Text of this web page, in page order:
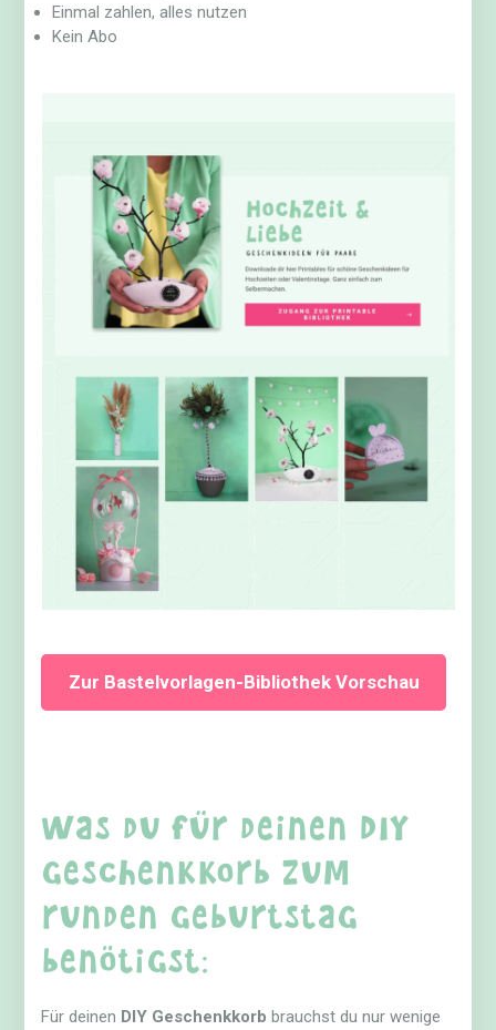
Einmal zahlen, alles nutzen
Kein Abo
Zur Bastelvorlagen-Bibliothek Vorschau
Was du für deinen DIY
Geschenkkorb zum
runden Geburtstag
benötigst:
Für deinen DIY Geschenkkorb brauchst du nur wenige